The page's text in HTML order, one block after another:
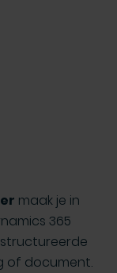
maak je in
365
of document.